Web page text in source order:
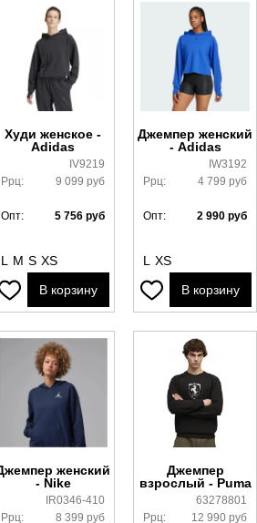
Худи женское -
Adidas
IV9219
Ррц:
9 099 руб
Опт: 5 756 руб
L M S XS
В корзину
Джемпер женский
- Adidas
IW3192
Ррц:
4 799 руб
Опт: 2 990 руб
L
XS
В корзину
женский
- Nike
IR0346-410
Ррц:
8 399 руб
Джемпер
взрослый - Puma
63278801
Ррц:
12 990 руб